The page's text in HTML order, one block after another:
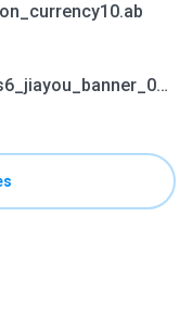
hot_qiuchang_chenxi_s6_jiayou_banner_01.ab